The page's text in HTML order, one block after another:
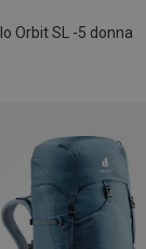
Orbit SL -5 donna